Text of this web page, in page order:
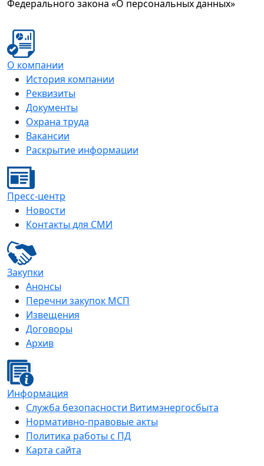
Федерального закона «О персональных данных»
О компании
История компании
Реквизиты
Документы
Охрана труда
Вакансии
Раскрытие информации
Пресс-центр
Новости
Контакты для СМИ
Закупки
Анонсы
Перечни закупок МСП
Извещения
Договоры
Архив
Информация
Служба безопасности Витимэнергосбыта
Нормативно-правовые акты
Политика работы с ПД
Карта сайта